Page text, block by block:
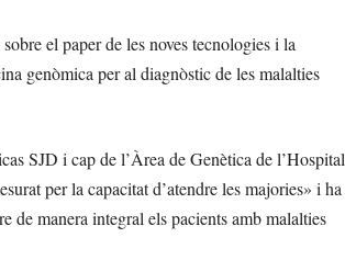
el paper de les noves tecnologies i la
genòmica per al diagnòstic de les malalties
SJD i cap de l’Àrea de Genètica de l’Hospital
per la capacitat d’atendre les majories» i ha
de manera integral els pacients amb malalties